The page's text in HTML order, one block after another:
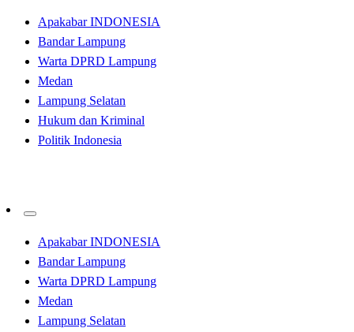
Apakabar INDONESIA
Bandar Lampung
Warta DPRD Lampung
Medan
Lampung Selatan
Hukum dan Kriminal
Politik Indonesia
Apakabar INDONESIA
Bandar Lampung
Warta DPRD Lampung
Medan
Lampung Selatan